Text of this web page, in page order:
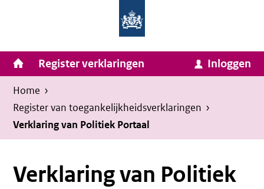
inhoud
van
Zaken
en
Koninkrijksrelaties
Homepage
van
Invulassistent
Toegankelijkheidsverklaring
Toegankelijkheidsverklaring
Hoofdnavigatie
Register verklaringen Inloggen
Kruimelpad
U
bevindt
zich
hier:
Home ›
Register van toegankelijkheids­verklaringen ›
Verklaring van Politiek Portaal
Verklaring van Politiek